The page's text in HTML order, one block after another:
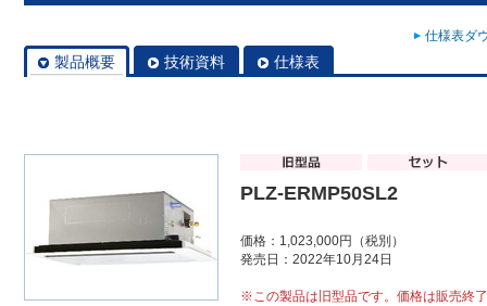
仕様表ダ
製品概要 技術資料 仕様表
PLZ-ERMP50SL2
価格：1,023,000円（税別）
発売日：2022年10月24日
※この製品は旧型品です。価格は販売終